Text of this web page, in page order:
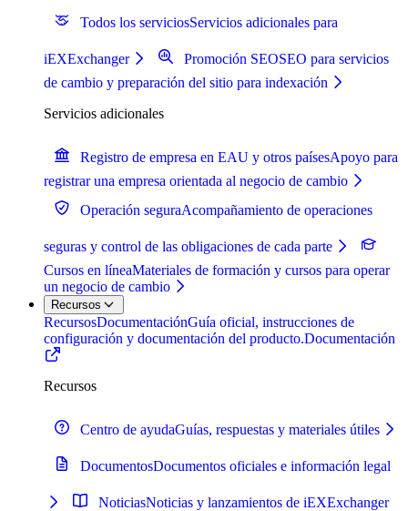
Todos los serviciosServicios adicionales para
iEXExchanger Promoción SEOSEO para servicios
de cambio y preparación del sitio para indexación
Servicios adicionales
Registro de empresa en EAU y otros paísesApoyo para
registrar una empresa orientada al negocio de cambio
Operación seguraAcompañamiento de operaciones
seguras y control de las obligaciones de cada parte
Cursos en líneaMateriales de formación y cursos para operar
un negocio de cambio
Recursos
RecursosDocumentaciónGuía oficial, instrucciones de
configuración y documentación del producto.Documentación
Recursos
Centro de ayudaGuías, respuestas y materiales útiles
DocumentosDocumentos oficiales e información legal
NoticiasNoticias y lanzamientos de iEXExchanger